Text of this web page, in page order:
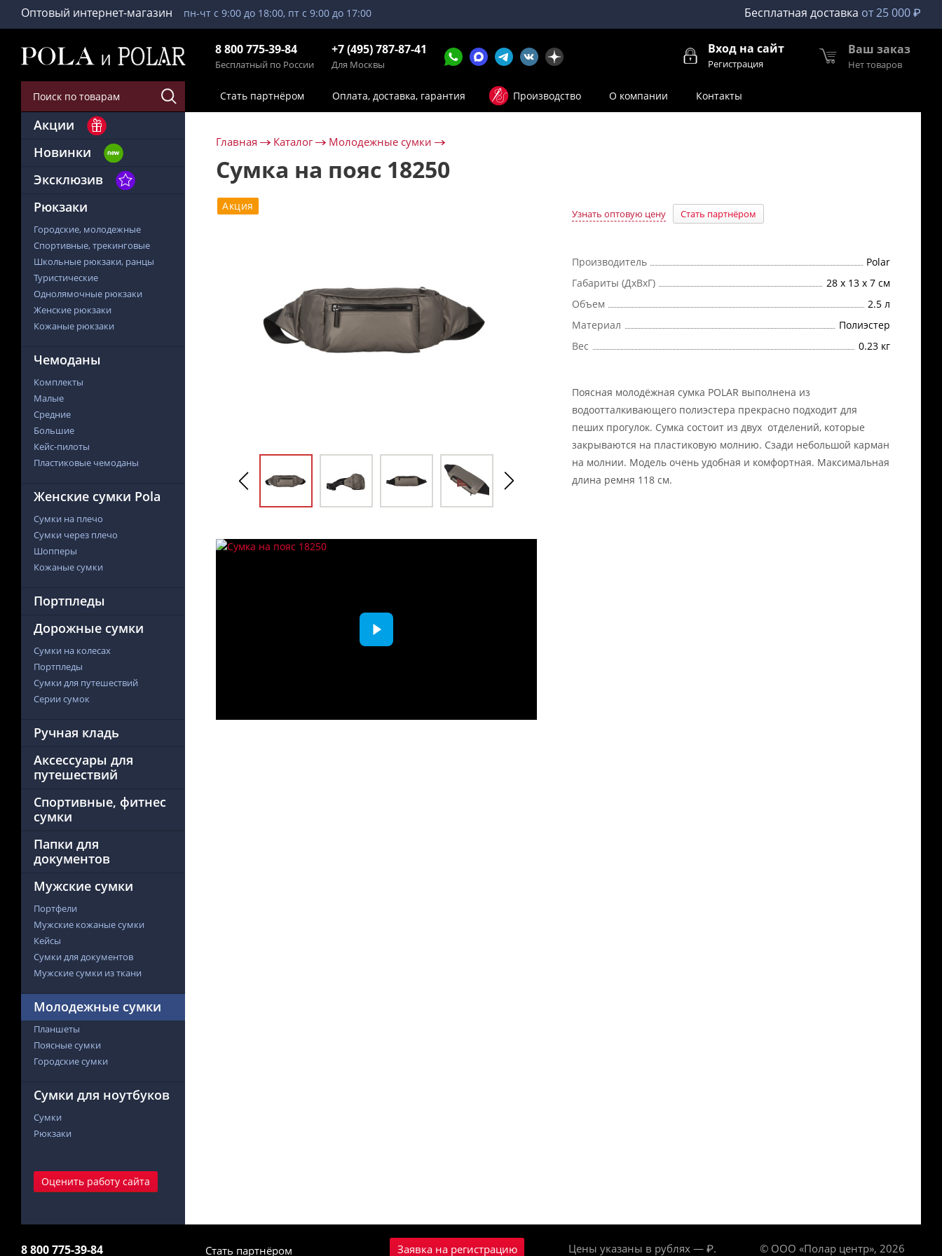
Оптовый интернет-магазин пн-чт с 9:00 до 18:00, пт с 9:00 до 17:00 Бесплатная доставка от 25 000 ₽
8 800 775-39-84
Бесплатный по России
+7 (495) 787-87-41
Для Москвы
Вход на сайт
Регистрация
Ваш заказ
Нет товаров
Стать партнёром Оплата, доставка, гарантия Производство О компании Контакты
Акции
Новинки
Эксклюзив
Рюкзаки
Городские, молодежные
Спортивные, трекинговые
Школьные рюкзаки, ранцы
Туристические
Однолямочные рюкзаки
Женские рюкзаки
Кожаные рюкзаки
Чемоданы
Комплекты
Малые
Средние
Большие
Кейс-пилоты
Пластиковые чемоданы
Женские сумки Pola
Сумки на плечо
Сумки через плечо
Шопперы
Кожаные сумки
Портпледы
Дорожные сумки
Сумки на колесах
Портпледы
Сумки для путешествий
Серии сумок
Ручная кладь
Аксессуары для
путешествий
Спортивные, фитнес
сумки
Папки для
документов
Мужские сумки
Портфели
Мужские кожаные сумки
Кейсы
Сумки для документов
Мужские сумки из ткани
Молодежные сумки
Планшеты
Поясные сумки
Городские сумки
Сумки для ноутбуков
Сумки
Рюкзаки
Оценить работу сайта
Главная Каталог Молодежные сумки
Сумка на пояс 18250
Акция
Узнать оптовую цену Стать партнёром
Производитель
Polar
Габариты (ДхВхГ)
28 x 13 x 7 см
Объем
2.5 л
Материал
Полиэстер
Вес
0.23 кг
Поясная молодёжная сумка POLAR выполнена из
водоотталкивающего полиэстера прекрасно подходит для
пеших прогулок. Сумка состоит из двух отделений, которые
закрываются на пластиковую молнию. Сзади небольшой карман
на молнии. Модель очень удобная и комфортная. Максимальная
длина ремня 118 см.
8 800 775-39-84 Стать партнёром Заявка на регистрацию Цены указаны в рублях — ₽. © ООО «Полар центр», 2026